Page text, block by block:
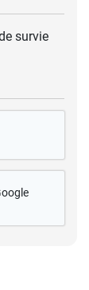
survie